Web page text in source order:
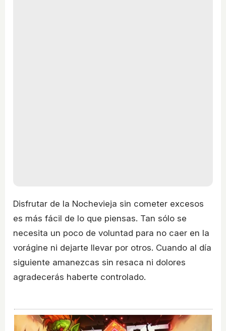
Disfrutar de la Nochevieja sin cometer excesos
es más fácil de lo que piensas. Tan sólo se
necesita un poco de voluntad para no caer en la
vorágine ni dejarte llevar por otros. Cuando al día
siguiente amanezcas sin resaca ni dolores
agradecerás haberte controlado.